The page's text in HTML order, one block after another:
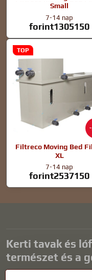
Small
7-14 nap
forint1305150
TOP
Filtreco Moving Bed
XL
7-14 nap
forint2537150
Kerti tavak és
természet és a